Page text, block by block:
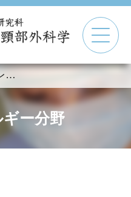
▼
気道アレルギー分野
ー分野